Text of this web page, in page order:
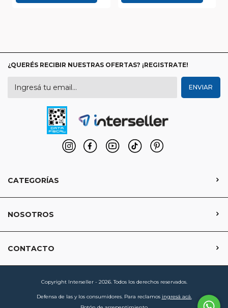
¿QUERÉS RECIBIR NUESTRAS OFERTAS? ¡REGISTRATE!
CATEGORÍAS
NOSOTROS
CONTACTO
Copyright Interseller - 2026. Todos los derechos reservados.
Defensa de las y los consumidores. Para reclamos ingresá acá.